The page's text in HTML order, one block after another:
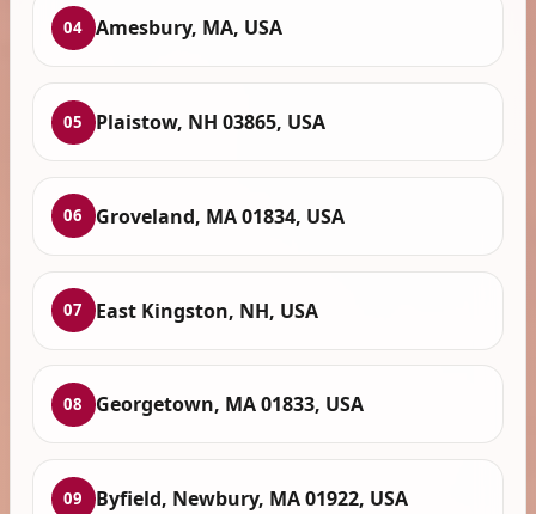
04 Amesbury, MA, USA
05 Plaistow, NH 03865, USA
06 Groveland, MA 01834, USA
07 East Kingston, NH, USA
08 Georgetown, MA 01833, USA
09 Byfield, Newbury, MA 01922, USA